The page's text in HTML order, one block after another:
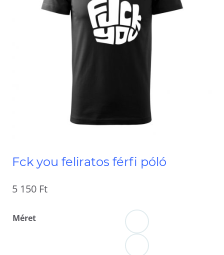
Fck you feliratos férfi póló
5 150 Ft
Méret